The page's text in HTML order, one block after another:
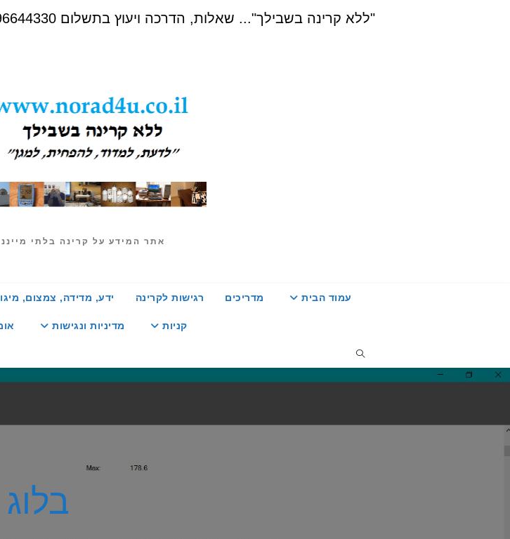
"ללא קרינה בשבילך"... שאלות, הדרכה ויעוץ בתשלום 0796644330 (א-ה 09:00-12:00)
אתר המידע על קרינה בלתי
עמוד הבית מדריכים רגישות לקרינה ידע, מדידה, צמצום,
קניות מדיניות ונגישות
בלוג